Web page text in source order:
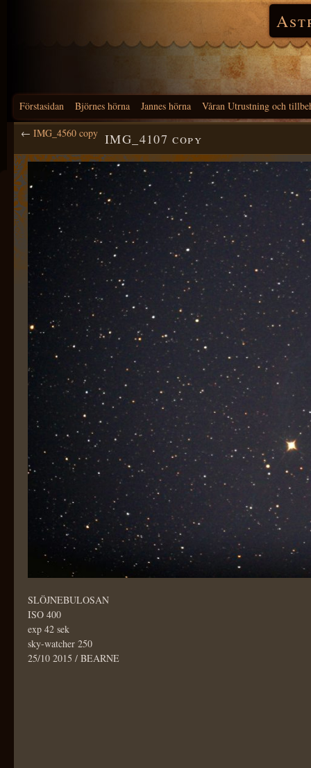
Förstasidan Björnes hörna Jannes hörna Våran Utrustning och
← IMG_4560 copy IMG_4107 copy
SLÖJNEBULOSAN
ISO 400
exp 42 sek
sky-watcher 250
25/10 2015 / BEARNE